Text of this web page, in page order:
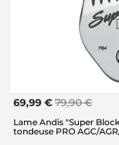
69,99 € 79,90 €
Lame Andis "Super
tondeuse PRO AGC/